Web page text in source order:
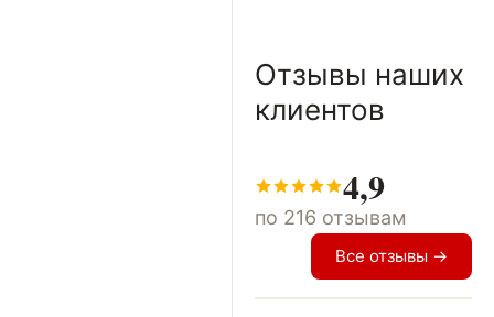
Отзывы наших
клиентов
4,9
по 216 отзывам
Все отзывы →